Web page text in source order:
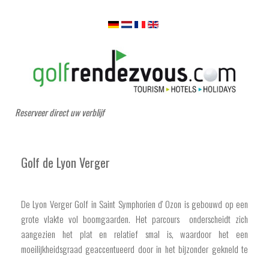
Reserveer direct uw verblijf
Golf de Lyon Verger
De Lyon Verger Golf in Saint Symphorien d' Ozon is gebouwd op een
grote vlakte vol boomgaarden. Het parcours onderscheidt zich
aangezien het plat en relatief smal is, waardoor het een
moeilijkheidsgraad geaccentueerd door in het bijzonder gekneld te